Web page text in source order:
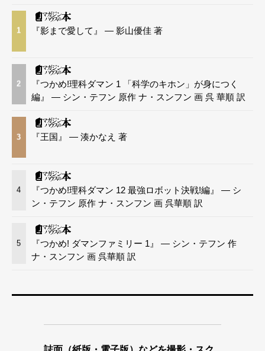
1 『影まで愛して』 — 影山優佳 著
2
『つかめ!理科ダマン 1 「科学のキホン」が身につく
編』 — シン・テフン 原作 ナ・スンフン 画 呉 華順 訳
3 『王国』 — 湊かなえ 著
4
『つかめ!理科ダマン 12 最強ロボット決戦!編』 — シ
ン・テフン 原作 ナ・スンフン 画 呉華順 訳
5
『つかめ! ダマンファミリー 1』 — シン・テフン 作
ナ・スンフン 画 呉華順 訳